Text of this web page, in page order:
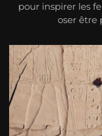
pour inspirer les
oser être